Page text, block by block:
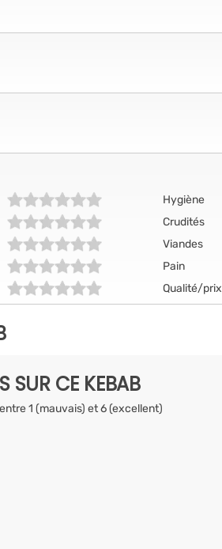
Hygiène
Crudités
Viandes
Pain
Qualité/prix
SUR CE KEBAB
1 (mauvais) et 6 (excellent)